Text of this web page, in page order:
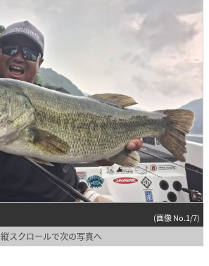
(画像 No.1/7)
縦スクロールで次の写真へ